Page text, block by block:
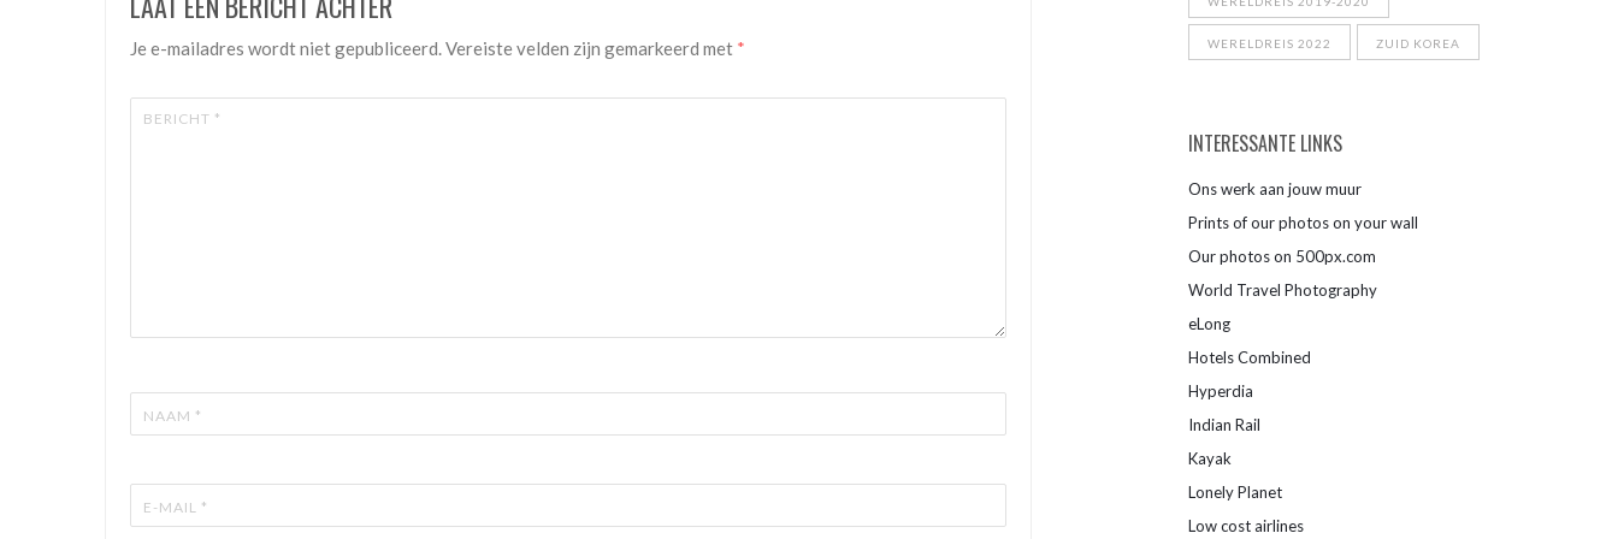
Je e-mailadres wordt niet gepubliceerd.Vereiste velden zijn gemarkeerd met * WERELDREIS 2022 ZUID KOREA
INTERESSANTE LINKS
Ons werk aan jouw muur
Prints of our photos on your wall
Our photos on 500px.com
World Travel Photography
eLong
Hotels Combined
Hyperdia
Indian Rail
Kayak
Lonely Planet
Low cost airlines